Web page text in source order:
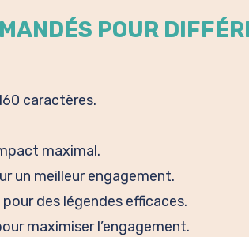
POUR
caractères.
maximal.
un meilleur engagement.
des légendes efficaces.
maximiser l’engagement.